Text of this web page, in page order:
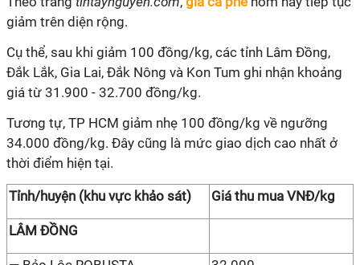
giảm trên diện rộng.
Cụ thể, sau khi giảm 100 đồng/kg, các tỉnh Lâm Đồng,
Đắk Lắk, Gia Lai, Đắk Nông và Kon Tum ghi nhận khoảng
giá từ 31.900 - 32.700 đồng/kg.
Tương tự, TP HCM giảm nhẹ 100 đồng/kg về ngưỡng
34.000 đồng/kg. Đây cũng là mức giao dịch cao nhất ở
thời điểm hiện tại.
Tỉnh/huyện (khu vực khảo sát) Giá thu mua VNĐ/kg
LÂM ĐỒNG